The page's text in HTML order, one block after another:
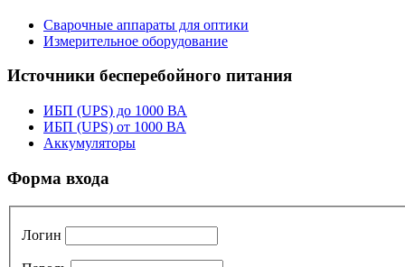
Сварочные аппараты для оптики
Измерительное оборудование
Источники бесперебойного питания
ИБП (UPS) до 1000 ВА
ИБП (UPS) от 1000 ВА
Аккумуляторы
Форма входа
Логин